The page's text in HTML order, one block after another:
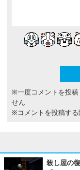
※一度コメントを投稿
せん
※コメントを投稿する
殺し屋の